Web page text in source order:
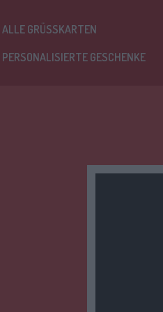
ALLE GRÜSSKARTEN
PERSONALISIERTE GESCHENKE